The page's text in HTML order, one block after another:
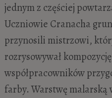
jednym z częściej
Uczniowie Cranacha
przynosili mistrzowi,
rozrysowywał
współpracowników
farby. Warstwę